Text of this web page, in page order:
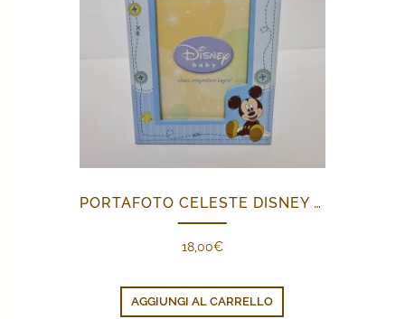
PORTAFOTO CELESTE DISNEY BABY
18,00€
AGGIUNGI AL CARRELLO